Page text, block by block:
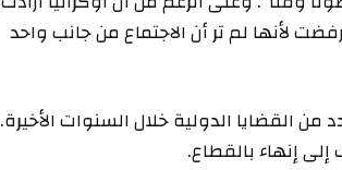
لأنها لم تر أن الاجتماع من جانب واحد
القضايا الدولية خلال السنوات الأخيرة.
إنهاء بالقطاع.